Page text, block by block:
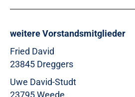
weitere Vorstandsmitglieder
Fried David
23845 Dreggers
Uwe David-Studt